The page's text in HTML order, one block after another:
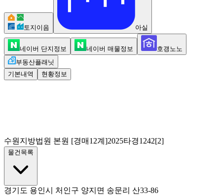
토지이음 아실
네이버 단지정보 네이버 매물정보
호갱노노
부동산플래닛
기본내역
현황정보
수원지방법원 본원 [경매12계]2025타경1242[2]
물건목록
경기도 용인시 처인구 양지면 송문리 산33-86